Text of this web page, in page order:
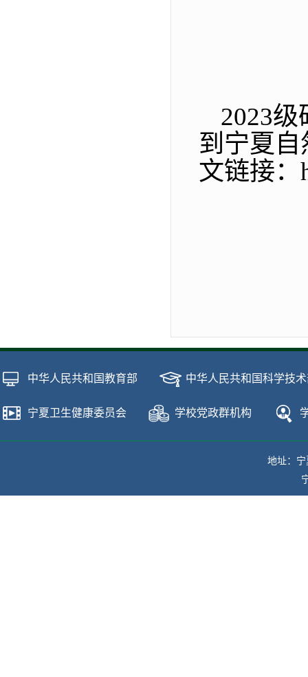
2023
到宁夏自
文链接：
中华人民共和国教育部 中华人民共和国科学技
宁夏卫生健康委员会 学校党政群机构
地址：